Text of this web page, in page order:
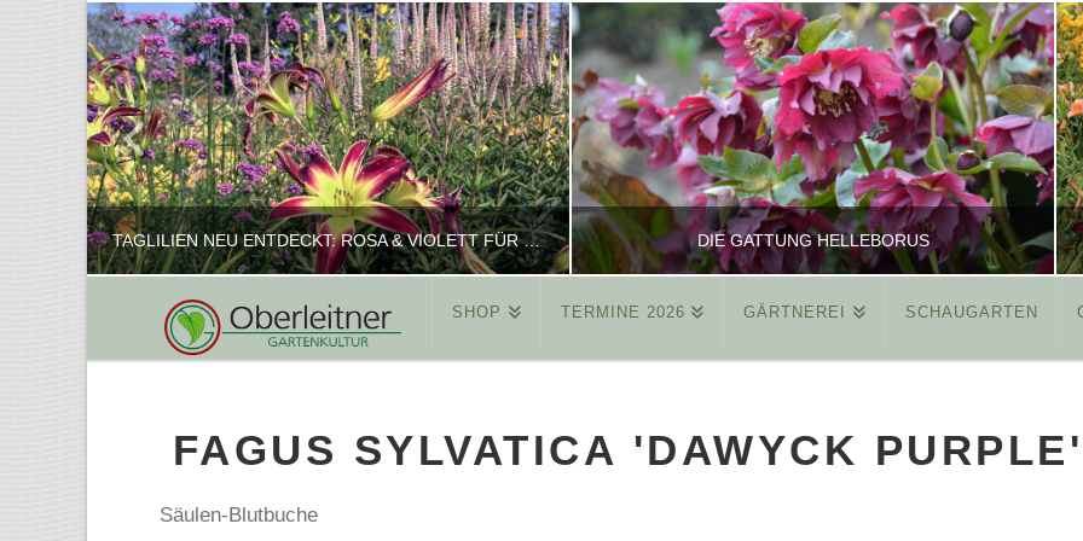
TAGLILIEN NEU ENTDECKT: ROSA & VIOLETT FÜR ROMANTISCHE PFLANZKOMBINATIONEN
REINHARD
FEBRUAR 16, 2025
DIE GATTUNG HELLEBORUS
REINHARD
MÄRZ 26, 2015
SHOP TERMINE 2026 GÄRTNEREI SCHAUGARTEN
FAGUS SYLVATICA 'DAWYCK PURPLE'
Säulen-Blutbuche